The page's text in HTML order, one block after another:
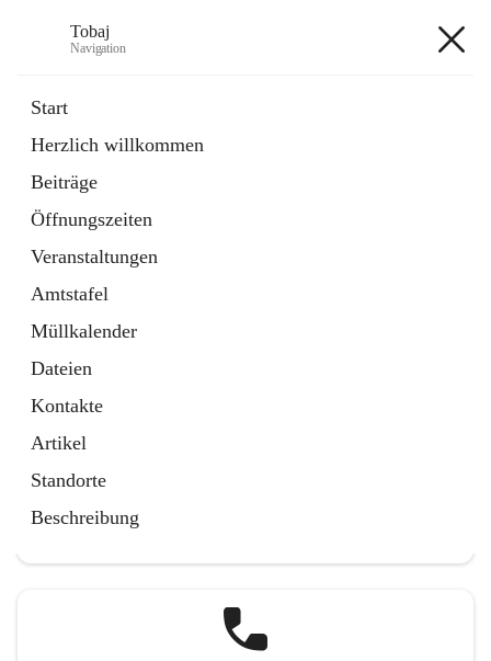
Tobaj
Navigation
Start
Herzlich willkommen
Beiträge
Öffnungszeiten
Veranstaltungen
Amtstafel
Müllkalender
Dateien
Kontakte
Artikel
Standorte
Beschreibung
Externe Webseite
in
Tab
Formulare
2 Schnellzugriffe